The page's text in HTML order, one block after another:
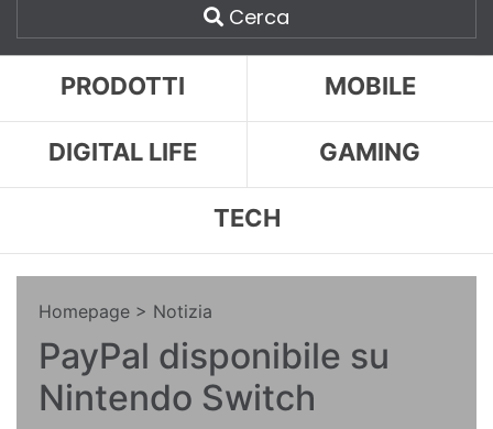
Cerca
PRODOTTI MOBILE
DIGITAL LIFE GAMING
TECH
Homepage > Notizia
PayPal disponibile su
Nintendo Switch